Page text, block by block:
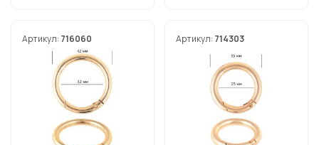
Артикул: 716060 Артикул: 714303